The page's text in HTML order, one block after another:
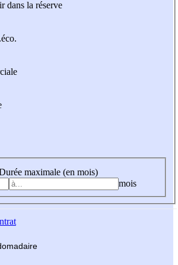
dans la réserve
maximale (en mois)
mois
madaire